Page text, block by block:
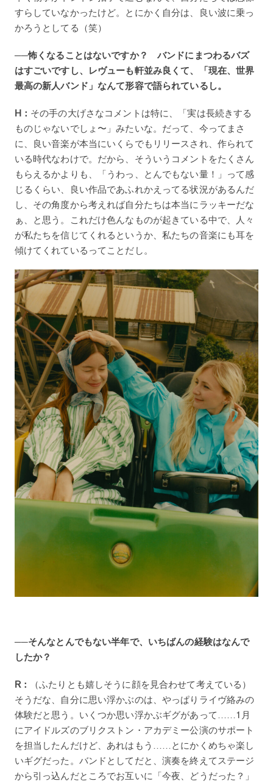
すらしていなかったけど。とにかく自分は、良い波に乗っ
かろうとしてる（笑）
──怖くなることはないですか？ バンドにまつわるバズ
はすごいですし、レヴューも軒並み良くて、「現在、世界
最高の新人バンド」なんて形容で語られているし。
H： その手の大げさなコメントは特に、「実は長続きする
ものじゃないでしょ〜」みたいな。だって、今ってまさ
に、良い音楽が本当にいくらでもリリースされ、作られて
いる時代なわけで。だから、そういうコメントをたくさん
もらえるかよりも、「うわっ、とんでもない量！」って感
じるくらい、良い作品であふれかえってる状況があるんだ
し、その角度から考えれば自分たちは本当にラッキーだな
ぁ、と思う。これだけ色んなものが起きている中で、人々
が私たちを信じてくれるというか、私たちの音楽にも耳を
傾けてくれているってことだし。
──そんなとんでもない半年で、いちばんの経験はなんで
したか？
R：
（ふたりとも嬉しそうに顔を見合わせて考えている）
そうだな、自分に思い浮かぶのは、やっぱりライヴ絡みの
体験だと思う。いくつか思い浮かぶギグがあって……1月
にアイドルズのブリクストン・アカデミー公演のサポート
を担当したんだけど、あれはもう……とにかくめちゃ楽し
いギグだった。バンドとしてだと、演奏を終えてステージ
から引っ込んだところでお互いに「今夜、どうだった？」